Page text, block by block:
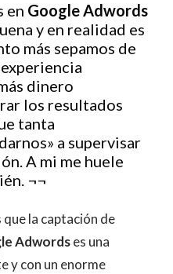
en Google Adwords
y en realidad es
más sepamos de
dinero
los resultados
tanta
a supervisar
A mi me huele
¬¬
la captación de
Adwordses una
y con un enorme